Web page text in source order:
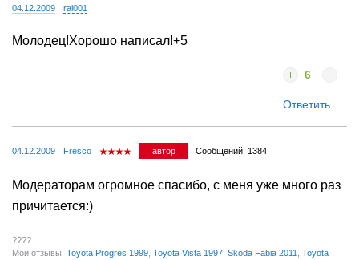
04.12.2009 rai001
Молодец!Хорошо написал!+5
6
Ответить
04.12.2009 Fresco автор Сообщений: 1384
Модераторам огромное спасибо, с меня уже много раз
причитается:)
????
Мои отзывы: Toyota Progres 1999 Toyota Vista 1997 Skoda Fabia 2011 Toyota